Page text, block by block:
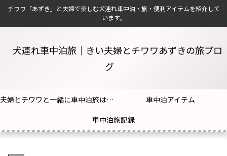
チワワ「あずき」と夫婦で楽しむ犬連れ車中泊・旅・便利アイテムを紹介して
います。
犬連れ車中泊旅｜きい夫婦とチワワあずきの旅ブロ
グ
夫婦とチワワと一緒に車中泊旅はじめました！
車中泊アイテム
車中泊旅記録